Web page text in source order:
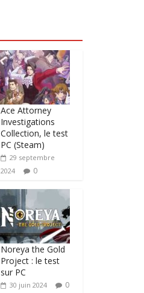
Ace Attorney
Investigations
Collection, le test
PC (Steam)
29 septembre
2024
0
Noreya the Gold
Project : le test
sur PC
30 juin 2024 0